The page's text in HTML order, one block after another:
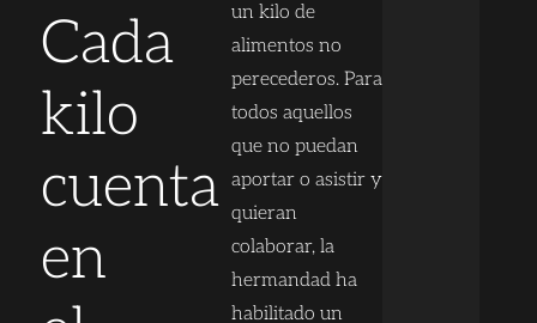
Cada
kilo
cuenta
en
un kilo de
alimentos no
perecederos. Para
todos aquellos
que no puedan
aportar o asistir y
quieran
colaborar, la
hermandad ha
habilitado un